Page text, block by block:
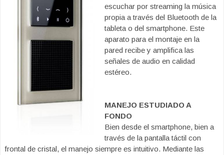
escuchar por streaming la música
propia a través del Bluetooth de la
tableta o del smartphone. Este
aparato para el montaje en la
pared recibe y amplifica las
señales de audio en calidad
estéreo.
MANEJO ESTUDIADO A
FONDO
Bien desde el smartphone, bien a
través de la pantalla táctil con
frontal de cristal, el manejo siempre es intuitivo. Mediante las